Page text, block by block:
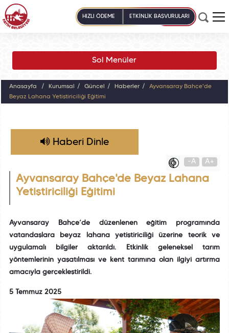
HIZLI ÖDEME ETKİNLİK BAŞVURULARI
Sol Menüler
Anasayfa Kurumsal Güncel Haberler
Ayvansaray Bahçe'de
Beyaz Lahana Yetiştiriciliği Eğitimi
Haberi Dinle
-A A+
Ayvansaray Bahçe'de Beyaz Lahana
Yetiştiriciliği Eğitimi
Ayvansaray Bahçe’de düzenlenen eğitim programında
vatandaşlara beyaz lahana yetiştiriciliği üzerine teorik ve
uygulamalı bilgiler aktarıldı. Etkinlik geleneksel tarım
yöntemlerinin yaşatılması ve kent tarımına olan ilgiyi artırma
amacıyla gerçekleştirildi.
5 Temmuz 2025